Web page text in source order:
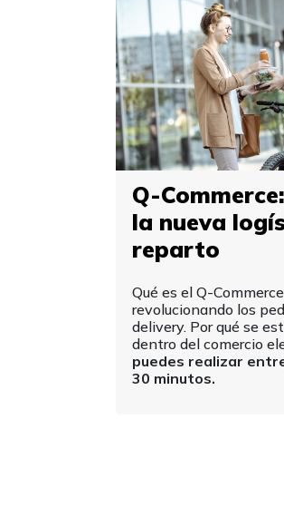
Q-
la nueva
reparto
Qué es el Q-
revolucionando los
delivery. Por qué se
dentro del comercio
puedes realizar
30 minutos.